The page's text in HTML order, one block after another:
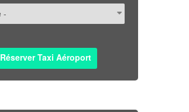
Réserver Taxi Aéroport